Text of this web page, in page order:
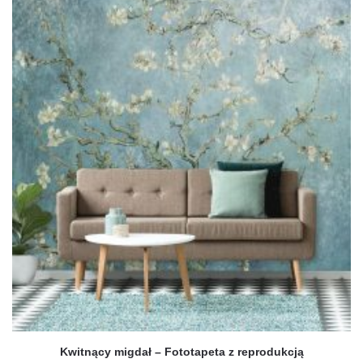
ma
wiele
wariantów.
Opcje
można
wybrać
na
stronie
produktu
Kwitnący migdał – Fototapeta z reprodukcją